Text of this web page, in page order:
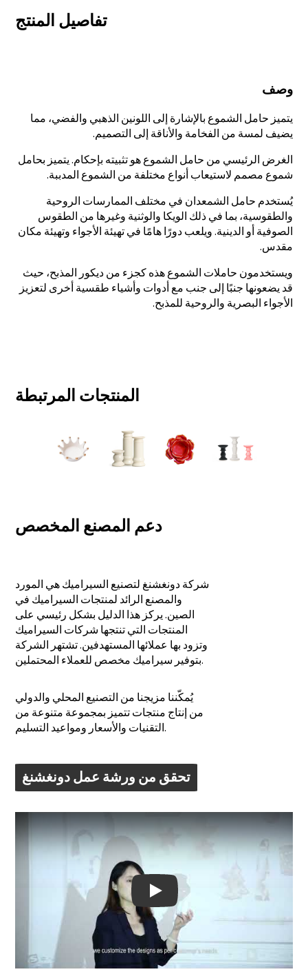
UNIVERSAL، TARGET
تفاصيل المنتج
وصف
يتميز حامل الشموع بالإشارة إلى اللونين الذهبي والفضي، مما
يضيف لمسة من الفخامة والأناقة إلى التصميم.
الغرض الرئيسي من حامل الشموع هو تثبيته بإحكام. يتميز بحامل
شموع مصمم لاستيعاب أنواع مختلفة من الشموع المدببة.
يُستخدم حامل الشمعدان في مختلف الممارسات الروحية
والطقوسية، بما في ذلك الويكا والوثنية وغيرها من الطقوس
الصوفية أو الدينية. ويلعب دورًا هامًا في تهيئة الأجواء وتهيئة مكان
مقدس.
ويستخدمون حاملات الشموع هذه كجزء من ديكور المذبح، حيث
قد يضعونها جنبًا إلى جنب مع أدوات وأشياء طقسية أخرى لتعزيز
الأجواء البصرية والروحية للمذبح.
المنتجات المرتبطة
دعم المصنع المخصص
شركة دونغشنغ لتصنيع السيراميك هي المورد
والمصنع الرائد لمنتجات السيراميك في
الصين. يركز هذا الدليل بشكل رئيسي على
المنتجات التي تنتجها شركات السيراميك
وتزود بها عملائها المستهدفين. تشتهر الشركة
بتوفير سيراميك مخصص للعملاء المحتملين.
يُمكّننا مزيجنا من التصنيع المحلي والدولي
من إنتاج منتجات تتميز بمجموعة متنوعة من
التقنيات والأسعار ومواعيد التسليم.
تحقق من ورشة عمل دونغشنغ
Play: Keynote (Google I/O '18)